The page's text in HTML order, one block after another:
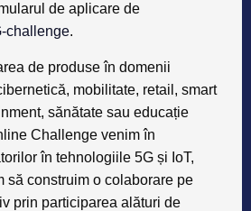
de aplicare de
challenge.
de produse în domenii
mobilitate, retail, smart
sănătate sau educație
Challenge venim în
în tehnologiile 5G și IoT,
să construim o colaborare pe
prin participarea alături de